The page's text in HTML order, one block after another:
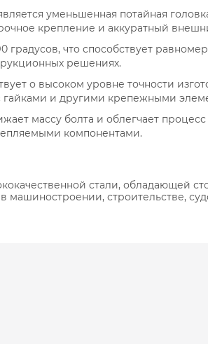
уменьшенная потайная
крепление и аккуратный
градусов, что способствует
решениях.
о высоком уровне точности
гайками и другими крепежными
массу болта и облегчает
компонентами.
стали, обладающей
строительстве,